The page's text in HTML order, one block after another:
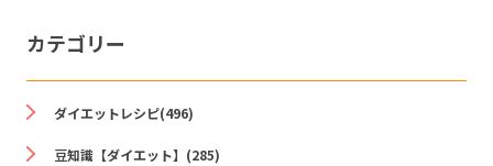
カテゴリー
ダイエットレシピ(496)
豆知識【ダイエット】(285)